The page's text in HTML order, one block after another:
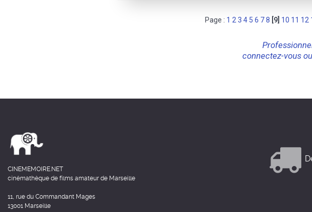
Page : 1 2 3 4 5 6 7 8 [9] 10 11 12
connectez-vous
CINEMEMOIRE.NET
cinémathèque de films amateur de Marseille
11, rue du Commandant Mages
13001 Marseille